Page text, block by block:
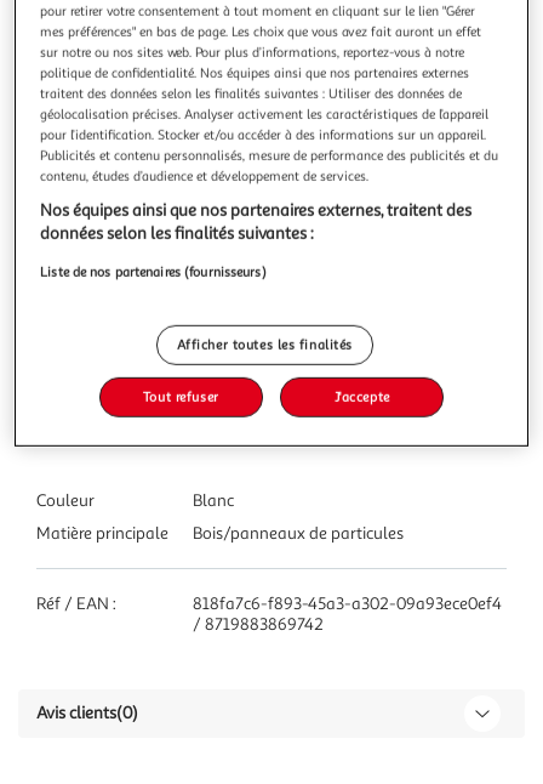
VIDAXL
Bibliotheque Blanc 98x30x98 cm Bois d'ingenierie
Avec un design elegant et beau, cette bibliotheque ajoutera
une touche decorative et pratique a votre decoration.
L'armoire est en bois d'ingenierie de qualite, ce qui garantit
sa robustesse et sa durabilite. Conçue avec 7 cubes ouverts
et 2 portes, l'armoire a livres offre un grand espace de
rangem
En savoir +
Vous voulez connaître le prix de ce produit ?
Afficher le prix
Caractéristiques
Couleur
Blanc
Matière principale
Bois/panneaux de particules
Réf / EAN :
818fa7c6-f893-45a3-a302-09a93ece0ef4
/ 8719883869742
Avis clients(0)
pour retirer votre consentement à tout moment en cliquant sur le lien "Gérer
mes préférences" en bas de page. Les choix que vous avez fait auront un effet
sur notre ou nos sites web. Pour plus d’informations, reportez-vous à notre
politique de confidentialité. Nos équipes ainsi que nos partenaires externes
traitent des données selon les finalités suivantes : Utiliser des données de
géolocalisation précises. Analyser activement les caractéristiques de l’appareil
pour l’identification. Stocker et/ou accéder à des informations sur un appareil.
Publicités et contenu personnalisés, mesure de performance des publicités et du
contenu, études d’audience et développement de services.
Nos équipes ainsi que nos partenaires externes, traitent des
données selon les finalités suivantes :
Liste de nos partenaires (fournisseurs)
Afficher toutes les finalités
Tout refuser J'accepte